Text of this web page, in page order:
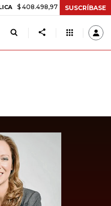
+$ 8.753,81 +2,19%
SUSCRÍBASE